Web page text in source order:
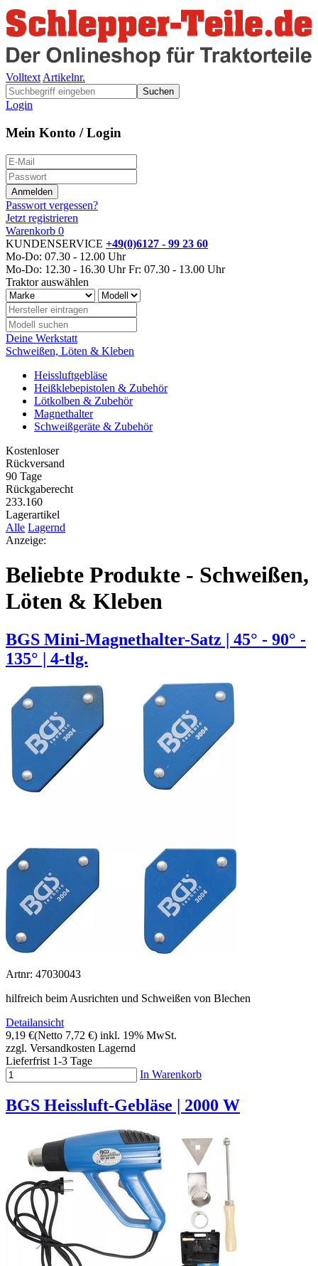
Volltext Artikelnr.
Suchen
Login
Mein Konto / Login
Passwort vergessen?
Jetzt registrieren
Warenkorb 0
KUNDENSERVICE +49(0)6127 - 99 23 60
Mo-Do: 07.30 - 12.00 Uhr
Mo-Do: 12.30 - 16.30 Uhr Fr: 07.30 - 13.00 Uhr
Traktor auswählen
Deine Werkstatt
Schweißen, Löten & Kleben
Heissluftgebläse
Heißklebepistolen & Zubehör
Lötkolben & Zubehör
Magnethalter
Schweißgeräte & Zubehör
Kostenloser
Rückversand
90 Tage
Rückgaberecht
233.160
Lagerartikel
Alle Lagernd
Anzeige:
Beliebte Produkte - Schweißen,
Löten & Kleben
BGS Mini-Magnethalter-Satz | 45° - 90° -
135° | 4-tlg.
Artnr: 47030043
hilfreich beim Ausrichten und Schweißen von Blechen
Detailansicht
9,19 €(Netto 7,72 €) inkl. 19% MwSt.
zzgl. Versandkosten Lagernd
Lieferfrist 1-3 Tage
In Warenkorb
BGS Heissluft-Gebläse | 2000 W